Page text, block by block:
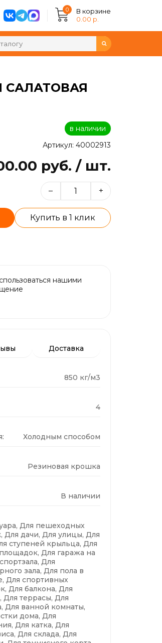
0
В корзине
0.00 р.
САЛАТОВАЯ
в наличии
Артикул: 40002913
руб. / шт.
– +
Купить в 1 клик
нашими
Доставка
850 кг/м3
4
Холодным способом
Резиновая крошка
В наличии
Для пешеходных
Для дачи, Для улицы, Для
ступеней крыльца, Для
Для гаража на
Для
зала, Для пола в
Для спортивных
Для балкона, Для
Для террасы, Для
Для ванной комнаты,
дома, Для
Для катка, Для
Для склада, Для